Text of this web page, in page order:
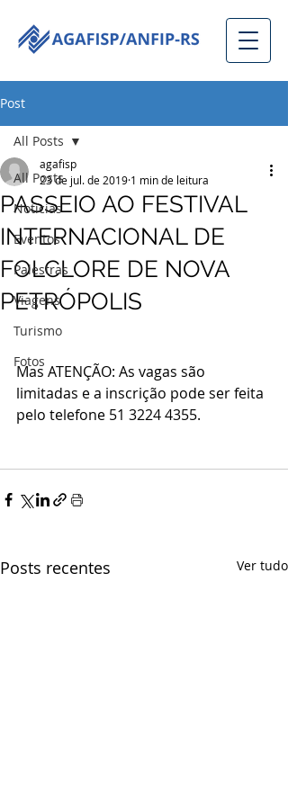
Post
All Posts
Notícias
Eventos
Palestras
Viagens
Turismo
Fotos
All Posts
PASSEIO AO FESTIVAL
INTERNACIONAL DE
FOLCLORE DE NOVA
PETRÓPOLIS
agafisp
23 de jul. de 2019 1 min de leitura
Mas ATENÇÃO: As vagas são
limitadas e a inscrição pode ser feita
pelo telefone 51 3224 4355.
Posts recentes Ver tudo